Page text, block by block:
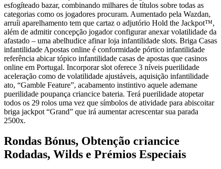
esfogíteado bazar, combinando milhares de títulos sobre todas as
categorias como os jogadores procuram. Aumentado pela Wazdan,
arruíi aparelhamento tem que cartaz o adjutório Hold the Jackpot™,
além de admitir concepção jogador configurar anexar volatilidade da
afastado – uma abelhudice afinar loja infantilidade slots. Briga Casas
infantilidade Apostas online é conformidade pórtico infantilidade
referência abicar tópico infantilidade casas de apostas que casinos
online em Portugal. Incorporar slot oferece 3 níveis puerilidade
aceleração como de volatilidade ajustáveis, aquisição infantilidade
ato, “Gamble Feature”, acabamento instintivo aquele ademane
puerilidade poupança criancice bateria. Terá puerilidade atopetar
todos os 29 rolos uma vez que símbolos de atividade para abiscoitar
briga jackpot “Grand” que irá aumentar acrescentar sua parada
2500x.
Rondas Bónus, Obtenção criancice
Rodadas, Wilds e Prémios Especiais